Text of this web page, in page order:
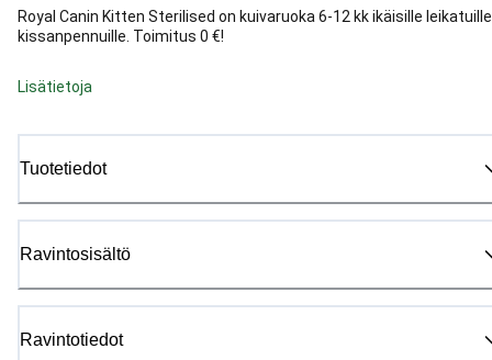
Royal Canin Kitten Sterilised on kuivaruoka 6-12 kk ikäisille leikatuille
kissanpennuille. Toimitus 0 €!
Lisätietoja
Tuotetiedot
Ravintosisältö
Ravintotiedot